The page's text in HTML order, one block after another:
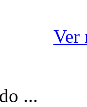
Ver
...